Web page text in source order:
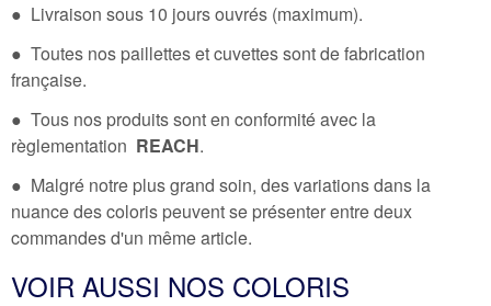
● Livraison sous 10 jours ouvrés (maximum).
● Toutes nos paillettes et cuvettes sont de fabrication
française.
● Tous nos produits sont en conformité avec la
règlementation REACH.
● Malgré notre plus grand soin, des variations dans la
nuance des coloris peuvent se présenter entre deux
commandes d'un même article.
VOIR AUSSI NOS COLORIS